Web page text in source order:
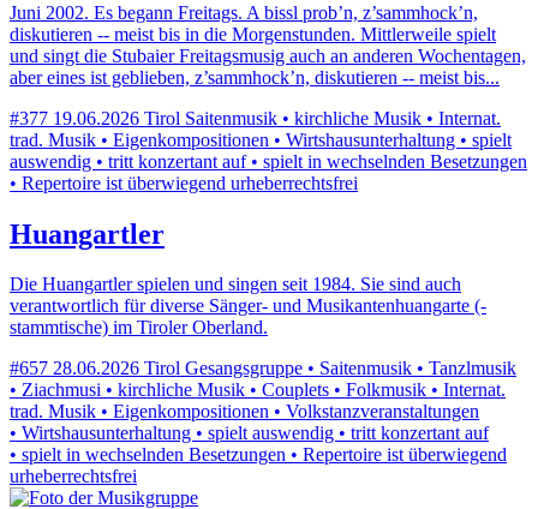
Juni 2002. Es begann Freitags. A bissl prob’n, z’sammhock’n,
diskutieren -- meist bis in die Morgenstunden. Mittlerweile spielt
und singt die Stubaier Freitagsmusig auch an anderen Wochentagen,
aber eines ist geblieben, z’sammhock’n, diskutieren -- meist bis...
#377 19.06.2026 Tirol Saitenmusik • kirchliche Musik • Internat.
trad. Musik • Eigenkompositionen • Wirtshausunterhaltung • spielt
auswendig • tritt konzertant auf • spielt in wechselnden Besetzungen
• Repertoire ist überwiegend urheberrechtsfrei
Huangartler
Die Huangartler spielen und singen seit 1984. Sie sind auch
verantwortlich für diverse Sänger- und Musikantenhuangarte (-
stammtische) im Tiroler Oberland.
#657 28.06.2026 Tirol Gesangsgruppe • Saitenmusik • Tanzlmusik
• Ziachmusi • kirchliche Musik • Couplets • Folkmusik • Internat.
trad. Musik • Eigenkompositionen • Volkstanzveranstaltungen
• Wirtshausunterhaltung • spielt auswendig • tritt konzertant auf
• spielt in wechselnden Besetzungen • Repertoire ist überwiegend
urheberrechtsfrei